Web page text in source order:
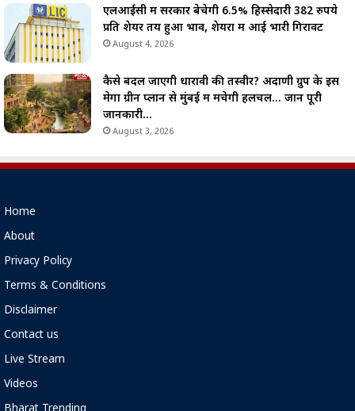
एलआईसी में सरकार बेचेगी 6.5% हिस्सेदारी 382 रुपये
प्रति शेयर तय हुआ भाव, शेयरों में आई भारी गिरावट
August 4, 2026
कैसे बदल जाएगी धारावी की तस्वीर? अदाणी ग्रुप के इस
मेगा ग्रीन प्लान से मुंबई में मचेगी हलचल… जानें पूरी
जानकारी…
August 3, 2026
Home
About
Privacy Policy
Terms & Conditions
Disclaimer
Contact us
Live Stream
Videos